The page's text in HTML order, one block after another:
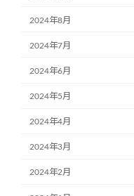
2024年8月
2024年7月
2024年6月
2024年5月
2024年4月
2024年3月
2024年2月